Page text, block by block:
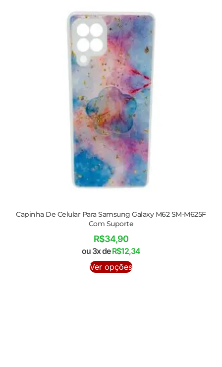
Capinha De Celular Para Samsung Galaxy M62 SM-M625F
Com Suporte
R$34,90
ou 3x deR$12,34
Ver opções